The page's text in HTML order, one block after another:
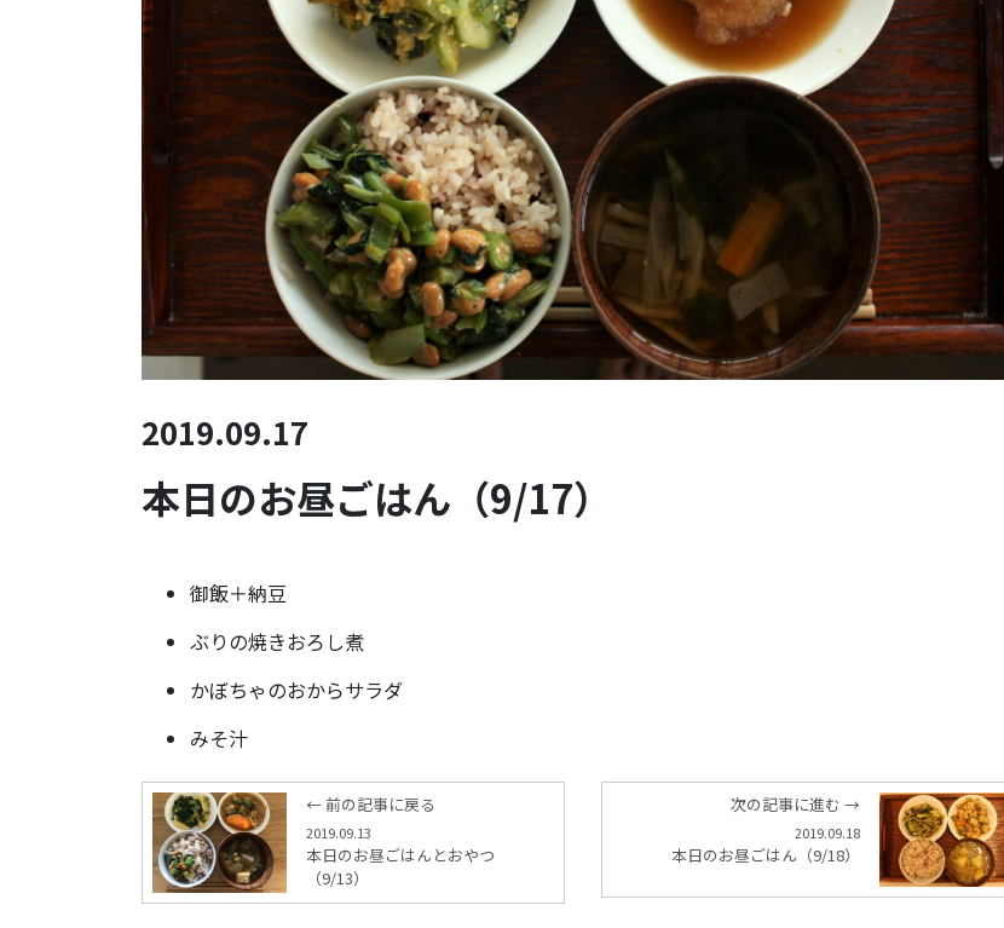
2019.09.17
本日のお昼ごはん（9/17）
御飯＋納豆
ぶりの焼きおろし煮
かぼちゃのおからサラダ
みそ汁
← 前の記事に戻る
2019.09.13
本日のお昼ごはんとおやつ
（9/13）
次の記事に進む →
2019.09.18
本日のお昼ごはん（9/18）